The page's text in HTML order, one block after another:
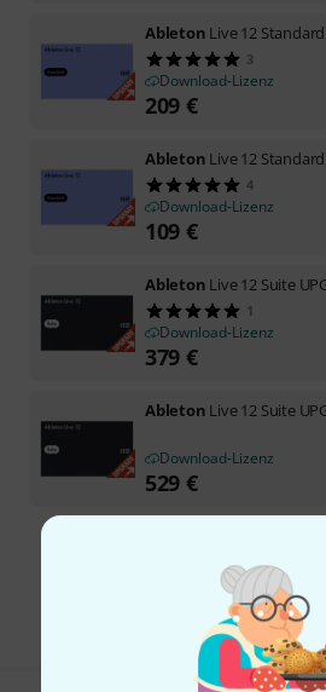
Ableton Live 12
3
Download-Lizenz
209 €
Ableton Live 12
4
Download-Lizenz
109 €
Ableton Live 12 Suite
1
Download-Lizenz
379 €
Ableton Live 12 Suite
Download-Lizenz
529 €
Alle Preise inkl.